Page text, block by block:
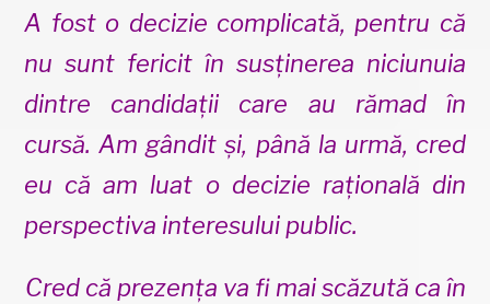
A fost o decizie complicată, pentru că
nu sunt fericit în susținerea niciunuia
dintre candidații care au rămad în
cursă. Am gândit și, până la urmă, cred
eu că am luat o decizie rațională din
perspectiva interesului public.
Cred că prezența va fi mai scăzută ca în